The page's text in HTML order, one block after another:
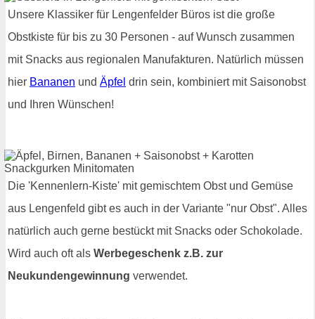
Unsere Klassiker für Lengenfelder Büros ist die große
Obstkiste für bis zu 30 Personen - auf Wunsch zusammen
mit Snacks aus regionalen Manufakturen. Natürlich müssen
hier Bananen und Äpfel drin sein, kombiniert mit Saisonobst
und Ihren Wünschen!
Die 'Kennenlern-Kiste' mit gemischtem Obst und Gemüse
aus Lengenfeld gibt es auch in der Variante "nur Obst". Alles
natürlich auch gerne bestückt mit Snacks oder Schokolade.
Wird auch oft als Werbegeschenk z.B. zur
Neukundengewinnung verwendet.